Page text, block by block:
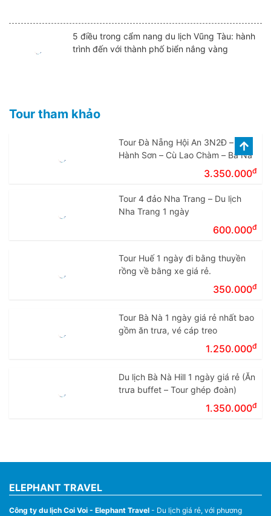
5 điều trong cẩm nang du lịch Vũng Tàu: hành
trình đến với thành phố biển nắng vàng
Tour tham khảo
Tour Đà Nẵng Hội An 3N2Đ – Ngũ
Hành Sơn – Cù Lao Chàm – Bà Nà
3.350.000đ
Tour 4 đảo Nha Trang – Du lịch
Nha Trang 1 ngày
600.000đ
Tour Huế 1 ngày đi bằng thuyền
rồng về bằng xe giá rẻ.
350.000đ
Tour Bà Nà 1 ngày giá rẻ nhất bao
gồm ăn trưa, vé cáp treo
1.250.000đ
Du lịch Bà Nà Hill 1 ngày giá rẻ (Ăn
trưa buffet – Tour ghép đoàn)
1.350.000đ
ELEPHANT TRAVEL
Công ty du lịch Coi Voi - Elephant Travel - Du lịch giá rẻ, với phương